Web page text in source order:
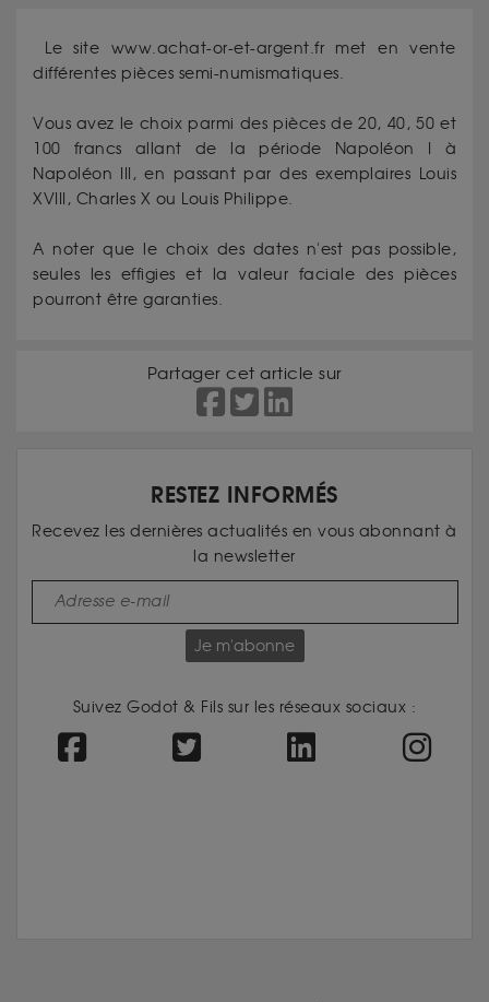
Le site www.achat-or-et-argent.fr met en vente
différentes pièces semi-numismatiques.
Vous avez le choix parmi des pièces de 20, 40, 50 et
100 francs allant de la période Napoléon I à
Napoléon III, en passant par des exemplaires Louis
XVIII, Charles X ou Louis Philippe.
A noter que le choix des dates n'est pas possible,
seules les effigies et la valeur faciale des pièces
pourront être garanties.
Partager cet article sur
RESTEZ INFORMÉS
Recevez les dernières actualités en vous abonnant à
la newsletter
Je m'abonne
Suivez Godot & Fils sur les réseaux sociaux :